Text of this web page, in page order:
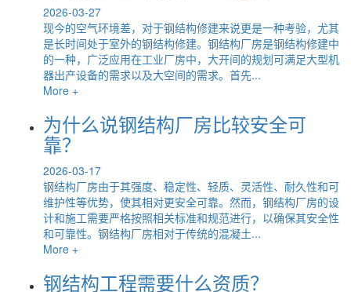
2026-03-27
现今的空气环境差，对于钢结构修建来说更是一种考验，尤其
是长时间处于室外的钢结构修建。钢结构厂房是钢结构修建中
的一种，广泛应用在工业厂房中，大开间的规划可满足大型机
器出产设备的需求以及大空间的需求。首先...
More +
为什么说钢结构厂房比较安全可
靠？
2026-03-17
钢结构厂房由于其强度、稳定性、轻质、灵活性、耐久性和可
维护性等优势，使其相对更安全可靠。然而，钢结构厂房的设
计和施工需要严格按照相关标准和规范进行，以确保其安全性
和可靠性。钢结构厂房相对于传统的混凝土...
More +
钢结构工程需要什么资质？